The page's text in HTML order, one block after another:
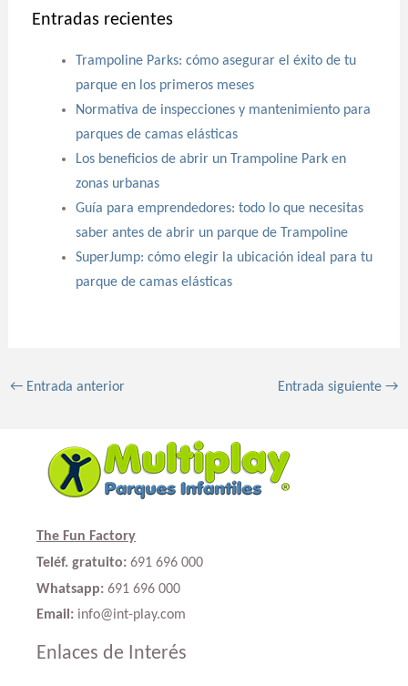
Entradas recientes
Trampoline Parks: cómo asegurar el éxito de tu
parque en los primeros meses
Normativa de inspecciones y mantenimiento para
parques de camas elásticas
Los beneficios de abrir un Trampoline Park en
zonas urbanas
Guía para emprendedores: todo lo que necesitas
saber antes de abrir un parque de Trampoline
SuperJump: cómo elegir la ubicación ideal para tu
parque de camas elásticas
←Entrada anterior Entrada siguiente→
The Fun Factory
Teléf. gratuito: 691 696 000
Whatsapp: 691 696 000
Email: info@int-play.com
Enlaces de Interés